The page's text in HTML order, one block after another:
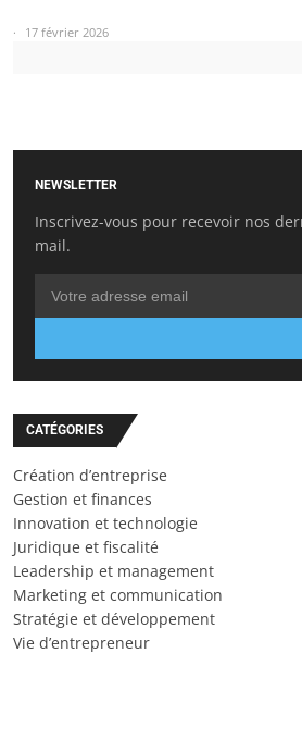
17 février 2026
NEWSLETTER
Inscrivez-vous pour recevoir nos
mail.
CATÉGORIES
Création d’entreprise
Gestion et finances
Innovation et technologie
Juridique et fiscalité
Leadership et management
Marketing et communication
Stratégie et développement
Vie d’entrepreneur